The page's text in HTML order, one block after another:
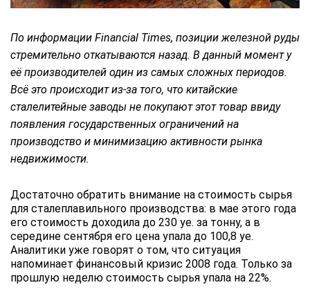
По информации Financial Times, позиции железной руды
стремительно откатываются назад. В данный момент у
её производителей один из самых сложных периодов.
Всё это происходит из-за того, что китайские
сталелитейные заводы не покупают этот товар ввиду
появления государственных ограничений на
производство и минимизацию активности рынка
недвижимости.
Достаточно обратить внимание на стоимость сырья
для сталеплавильного производства: в мае этого года
его стоимость доходила до 230 уе. за тонну, а в
середине сентября его цена упала до 100,8 уе.
Аналитики уже говорят о том, что ситуация
напоминает финансовый кризис 2008 года. Только за
прошлую неделю стоимость сырья упала на 22%.